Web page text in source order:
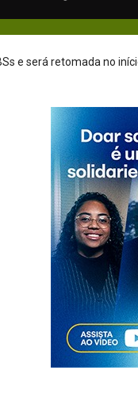
após furto de cerca de